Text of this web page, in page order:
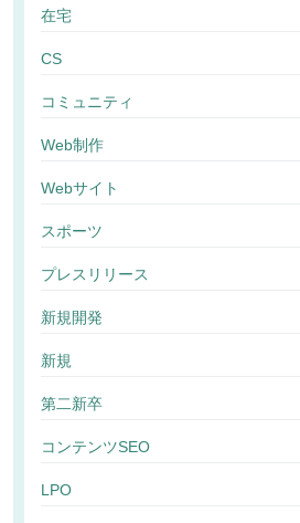
在宅
CS
コミュニティ
Web制作
Webサイト
スポーツ
プレスリリース
新規開発
新規
第二新卒
コンテンツSEO
LPO